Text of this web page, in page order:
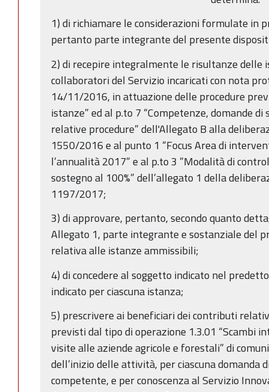
1) di richiamare le considerazioni formulate in
pertanto parte integrante del presente
2) di recepire integralmente le risultanze
collaboratori del Servizio incaricati con nota
14/11/2016, in attuazione delle procedure
istanze” ed al p.to 7 “Competenze, domande
relative procedure” dell'Allegato B alla
1550/2016 e al punto 1 “Focus Area di
l’annualità 2017” e al p.to 3 ”Modalità di
sostegno al 100%” dell’allegato 1 della
1197/2017;
3) di approvare, pertanto, secondo quanto
Allegato 1, parte integrante e sostanziale del
relativa alle istanze ammissibili;
4) di concedere al soggetto indicato nel
indicato per ciascuna istanza;
5) prescrivere ai beneficiari dei contributi
previsti dal tipo di operazione 1.3.01 “Scambi
visite alle aziende agricole e forestali” di
dell’inizio delle attività, per ciascuna domanda
competente, e per conoscenza al Servizio